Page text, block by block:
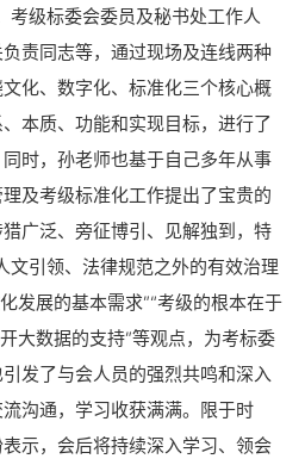
考级标委会委员及秘书处工作人
责同志等，通过现场及连线两种
化、数字化、标准化三个核心概
本质、功能和实现目标，进行了
时，孙老师也基于自己多年从事
及考级标准化工作提出了宝贵的
广泛、旁征博引、见解独到，特
文引领、法律规范之外的有效治理
发展的基本需求”“考级的根本在于
大数据的支持”等观点，为考标委
发了与会人员的强烈共鸣和深入
沟通，学习收获满满。限于时
示，会后将持续深入学习、领会